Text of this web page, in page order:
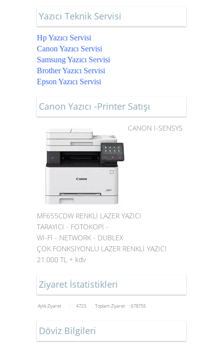
Yazıcı Teknik Servisi
Hp Yazıcı Servisi
Canon Yazıcı Servisi
Samsung Yazıcı Servisi
Brother Yazıcı Servisi
Epson Yazıcı Servisi
Canon Yazıcı -Printer Satışı
CANON I-SENSYS
MF655CDW RENKLİ LAZER YAZICI
TARAYICI - FOTOKOPİ -
Wİ-Fİ - NETWORK - DUBLEX
ÇOK FONKSİYONLU LAZER RENKLİ YAZICI
21.000 TL + kdv
Ziyaret İstatistikleri
Aylık Ziyaret : 4723 Toplam Ziyaret : 678755
Döviz Bilgileri